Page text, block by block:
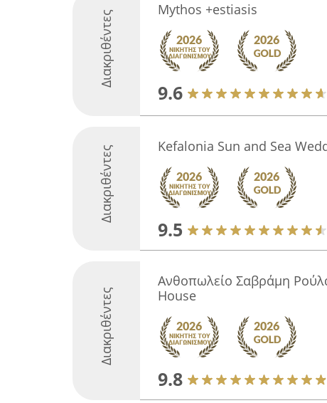
Διακριθέντες Mythos +estiasis
9.6
Διακριθέντες Kefalonia Sun and Sea
9.5
Διακριθέντες
Ανθοπωλείο Σαβράμη
House
9.8